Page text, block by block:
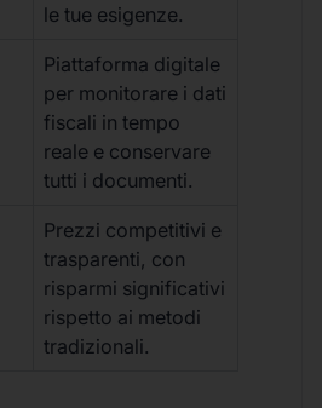
le tue esigenze.
Piattaforma digitale
per monitorare i dati
fiscali in tempo
reale e conservare
tutti i documenti.
Prezzi competitivi e
trasparenti, con
risparmi significativi
rispetto ai metodi
tradizionali.